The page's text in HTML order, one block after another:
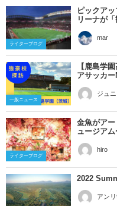
ライターブログ
ピックア
リーナが
mar
一般ニュース
【鹿島学
アサッカー
ジュ
ライターブログ
金魚がアー
ュージアム
hiro
2022
アン